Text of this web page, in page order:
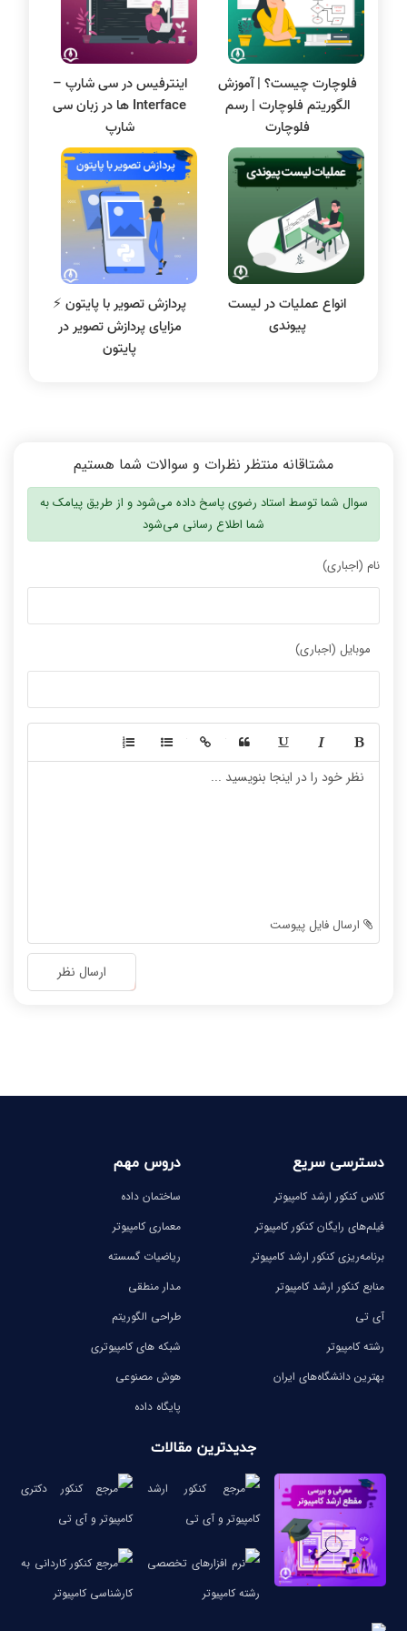
مقاله نویسی
بلاکچین
پایگاه داده
الکترونیک دیجیتال
سیستم عامل
نظریه زبانها
سیگنال و سیستمها
فلوچارت چیست؟ | آموزش
الگوریتم فلوچارت | رسم
فلوچارت
اینترفیس در سی شارپ –
Interface ها در زبان سی
شارپ
انواع عملیات در لیست
پیوندی
پردازش تصویر با پایتون ⚡️
مزایای پردازش تصویر در
پایتون
مشتاقانه منتظر نظرات و سوالات شما هستیم
سوال شما توسط استاد رضوی پاسخ داده می‌شود و از طریق پیامک به
شما اطلاع رسانی می‌شود
نام (اجباری)
موبایل (اجباری)
-
-
-
-
-
-
ارسال نظر
دسترسی سریع
کلاس کنکور ارشد کامپیوتر
فیلم‌های رایگان کنکور کامپیوتر
برنامه‌ریزی کنکور ارشد کامپیوتر
منابع کنکور ارشد کامپیوتر
آی تی
رشته کامپیوتر
بهترین دانشگاه‌های ایران
دروس مهم
ساختمان داده
معماری کامپیوتر
ریاضیات گسسته
مدار منطقی
طراحی الگوریتم
شبکه های کامپیوتری
هوش مصنوعی
پایگاه داده
جدیدترین مقالات